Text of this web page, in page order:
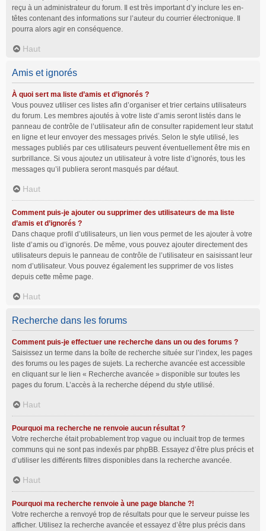
reçu à un administrateur du forum. Il est très important d’y inclure les en-
têtes contenant des informations sur l’auteur du courrier électronique. Il
pourra alors agir en conséquence.
Haut
Amis et ignorés
À quoi sert ma liste d’amis et d’ignorés ?
Vous pouvez utiliser ces listes afin d’organiser et trier certains utilisateurs
du forum. Les membres ajoutés à votre liste d’amis seront listés dans le
panneau de contrôle de l’utilisateur afin de consulter rapidement leur statut
en ligne et leur envoyer des messages privés. Selon le style utilisé, les
messages publiés par ces utilisateurs peuvent éventuellement être mis en
surbrillance. Si vous ajoutez un utilisateur à votre liste d’ignorés, tous les
messages qu’il publiera seront masqués par défaut.
Haut
Comment puis-je ajouter ou supprimer des utilisateurs de ma liste
d’amis et d’ignorés ?
Dans chaque profil d’utilisateurs, un lien vous permet de les ajouter à votre
liste d’amis ou d’ignorés. De même, vous pouvez ajouter directement des
utilisateurs depuis le panneau de contrôle de l’utilisateur en saisissant leur
nom d’utilisateur. Vous pouvez également les supprimer de vos listes
depuis cette même page.
Haut
Recherche dans les forums
Comment puis-je effectuer une recherche dans un ou des forums ?
Saisissez un terme dans la boîte de recherche située sur l’index, les pages
des forums ou les pages de sujets. La recherche avancée est accessible
en cliquant sur le lien « Recherche avancée » disponible sur toutes les
pages du forum. L’accès à la recherche dépend du style utilisé.
Haut
Pourquoi ma recherche ne renvoie aucun résultat ?
Votre recherche était probablement trop vague ou incluait trop de termes
communs qui ne sont pas indexés par phpBB. Essayez d’être plus précis et
d’utiliser les différents filtres disponibles dans la recherche avancée.
Haut
Pourquoi ma recherche renvoie à une page blanche ?!
Votre recherche a renvoyé trop de résultats pour que le serveur puisse les
afficher. Utilisez la recherche avancée et essayez d’être plus précis dans